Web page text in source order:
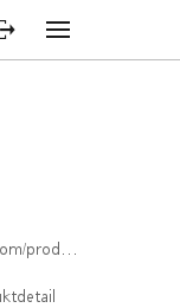
CH1575339622